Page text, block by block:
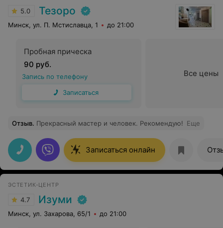
5.0 Тезоро
Минск, ул. П. Мстиславца, 1 до 21:00
Пробная прическа
90 руб.
Запись по телефону
Записаться
Все цены
Отзыв. Прекрасный мастер и человек. Рекомендую! Еще
Записаться онлайн
ЭСТЕТИК-ЦЕНТР
4.7 Изуми
Минск, ул. Захарова, 65/1 до 21:00